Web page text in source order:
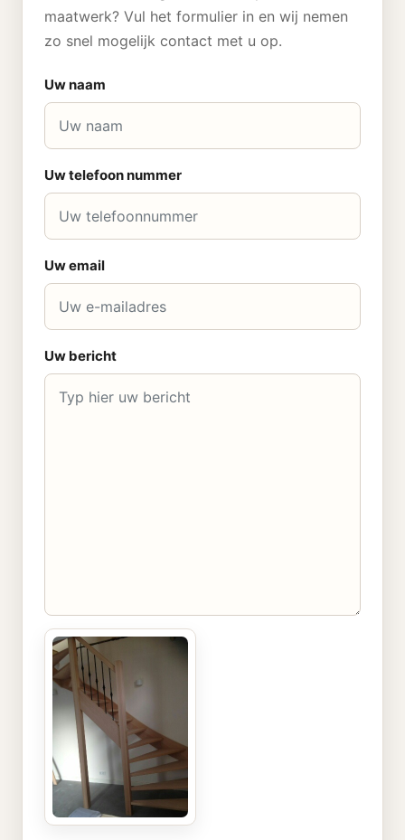
maatwerk? Vul het formulier in en wij nemen
zo snel mogelijk contact met u op.
Uw naam
Uw telefoon nummer
Uw email
Uw bericht